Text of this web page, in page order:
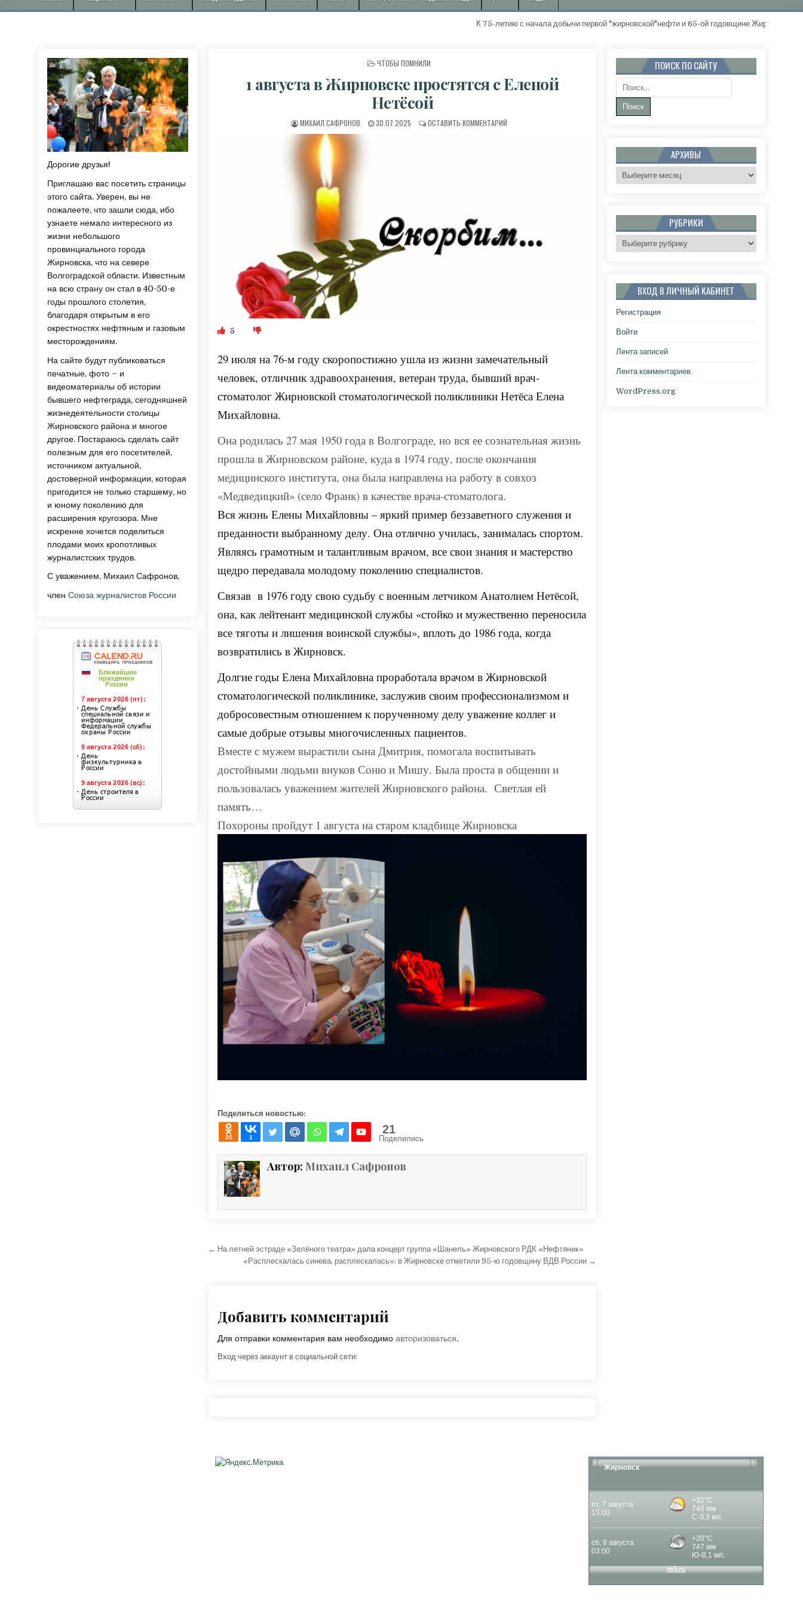
К 75-летию с начала добычи первой "жирновской"нефти и 65-ой годовщине
ОПУБЛИКОВАНО В
ЧТОБЫ ПОМНИЛИ
1 августа в Жирновске простятся с Еленой
Нетёсой
АВТОР:
МИХАИЛ САФРОНОВ ДАТА ПУБЛИКАЦИИ:
30.07.2025 ОСТАВИТЬ КОММЕНТАРИЙ
5
29 июля на 76-м году скоропостижно ушла из жизни замечательный
человек, отличник здравоохранения, ветеран труда, бывший врач-
стоматолог Жирновской стоматологической поликлиники Нетёса Елена
Михайловна.
Она родилась 27 мая 1950 года в Волгограде, но вся ее сознательная жизнь
прошла в Жирновском районе, куда в 1974 году, после окончания
медицинского института, она была направлена на работу в совхоз
«Медведицкий» (село Франк) в качестве врача-стоматолога.
Вся жизнь Елены Михайловны – яркий пример беззаветного служения и
преданности выбранному делу. Она отлично училась, занималась спортом.
Являясь грамотным и талантливым врачом, все свои знания и мастерство
щедро передавала молодому поколению специалистов.
Связав в 1976 году свою судьбу с военным летчиком Анатолием Нетёсой,
она, как лейтенант медицинской службы «стойко и мужественно переносила
все тяготы и лишения воинской службы», вплоть до 1986 года, когда
возвратились в Жирновск.
Долгие годы Елена Михайловна проработала врачом в Жирновской
стоматологической поликлинике, заслужив своим профессионализмом и
добросовестным отношением к порученному делу уважение коллег и
самые добрые отзывы многочисленных пациентов.
Вместе с мужем вырастили сына Дмитрия, помогала воспитывать
достойными людьми внуков Соню и Мишу. Была проста в общении и
пользовалась уважением жителей Жирновского района. Светлая ей
память…
Похороны пройдут 1 августа на старом кладбище Жирновска
Поделиться новостью:
20 1
21
Поделились
Автор: Михаил Сафронов
Навигация по записям
← На летней эстраде «Зелёного театра» дала концерт группа «Шанель» Жирновского РДК «Нефтяник»
«Расплескалась синева, расплескалась»: в Жирновске отметили 95-ю годовщину ВДВ России →
Добавить комментарий
Для отправки комментария вам необходимоавторизоваться.
Вход через аккаунт в социальной сети:
Дорогие друзья!
Приглашаю вас посетить страницы
этого сайта. Уверен, вы не
пожалеете, что зашли сюда, ибо
узнаете немало интересного из
жизни небольшого
провинциального города
Жирновска, что на севере
Волгоградской области. Известным
на всю страну он стал в 40-50-е
годы прошлого столетия,
благодаря открытым в его
окрестностях нефтяным и газовым
месторождениям.
На сайте будут публиковаться
печатные, фото – и
видеоматериалы об истории
бывшего нефтеграда, сегодняшней
жизнедеятельности столицы
Жирновского района и многое
другое. Постараюсь сделать сайт
полезным для его посетителей,
источником актуальной,
достоверной информации, которая
пригодится не только старшему, но
и юному поколению для
расширения кругозора. Мне
искренне хочется поделиться
плодами моих кропотливых
журналистских трудов.
С уважением, Михаил Сафронов,
членСоюза журналистов России
ПОИСК ПО САЙТУ
Поиск:
АРХИВЫ
Архивы
РУБРИКИ
Рубрики
ВХОД В ЛИЧНЫЙ КАБИНЕТ
Регистрация
Войти
Лента записей
Лента комментариев
WordPress.org
Жирновск